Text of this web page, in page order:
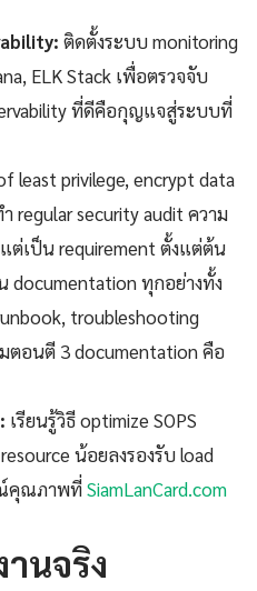
ติดตั้งระบบ monitoring
ELK Stack เพื่อตรวจจับ
ที่ดีคือกุญแจสู่ระบบที่
least privilege, encrypt data
regular security audit ความ
ต่เป็น requirement ตั้งแต่ต้น
documentation ทุกอย่างทั้ง
troubleshooting
ตอนตี 3 documentation คือ
เรียนรู้วิธี optimize SOPS
น้อยลงรองรับ load
คุณภาพที่SiamLanCard.com
นจริง